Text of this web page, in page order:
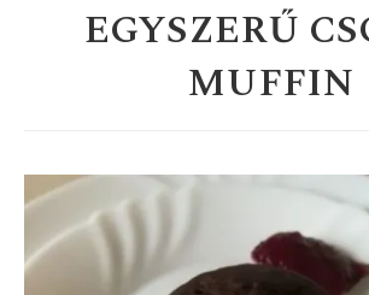
EGYSZERŰ
MUFFIN